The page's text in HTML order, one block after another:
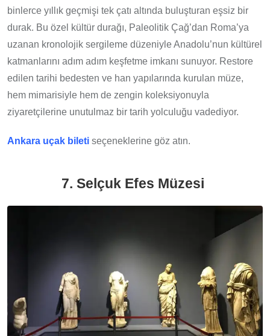
binlerce yıllık geçmişi tek çatı altında buluşturan eşsiz bir
durak. Bu özel kültür durağı, Paleolitik Çağ’dan Roma’ya
uzanan kronolojik sergileme düzeniyle Anadolu’nun kültürel
katmanlarını adım adım keşfetme imkanı sunuyor. Restore
edilen tarihi bedesten ve han yapılarında kurulan müze,
hem mimarisiyle hem de zengin koleksiyonuyla
ziyaretçilerine unutulmaz bir tarih yolculuğu vadediyor.
Ankara uçak bileti seçeneklerine göz atın.
7. Selçuk Efes Müzesi